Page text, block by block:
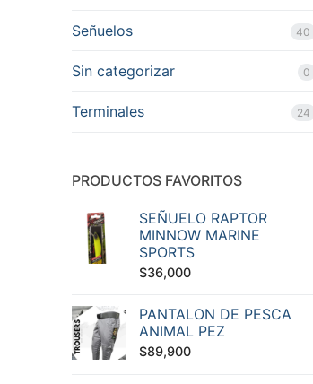
Señuelos 40
Sin categorizar 0
Terminales 24
PRODUCTOS FAVORITOS
SEÑUELO RAPTOR
MINNOW MARINE
SPORTS
$36,000
PANTALON DE PESCA
ANIMAL PEZ
$89,900